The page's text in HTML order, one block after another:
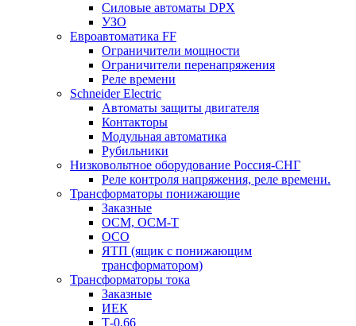
Силовые автоматы DPX
УЗО
Евроавтоматика FF
Ограничители мощности
Ограничители перенапряжения
Реле времени
Schneider Electric
Автоматы защиты двигателя
Контакторы
Модульная автоматика
Рубильники
Низковольтное оборудование Россия-СНГ
Реле контроля напряжения, реле времени.
Трансформаторы понижающие
Заказные
ОСМ, ОСМ-Т
ОСО
ЯТП (ящик с понижающим
трансформатором)
Трансформаторы тока
Заказные
ИЕК
Т-0,66